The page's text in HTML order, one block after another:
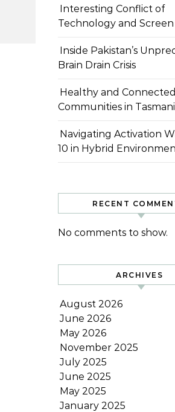
Interesting Conflict of
Technology and
Inside Pakistan’s
Brain Drain Crisis
Healthy and Connected
Communities in
Navigating Activation
10 in Hybrid
RECENT
No comments to show.
ARCHIVES
August 2026
June 2026
May 2026
November 2025
July 2025
June 2025
May 2025
January 2025